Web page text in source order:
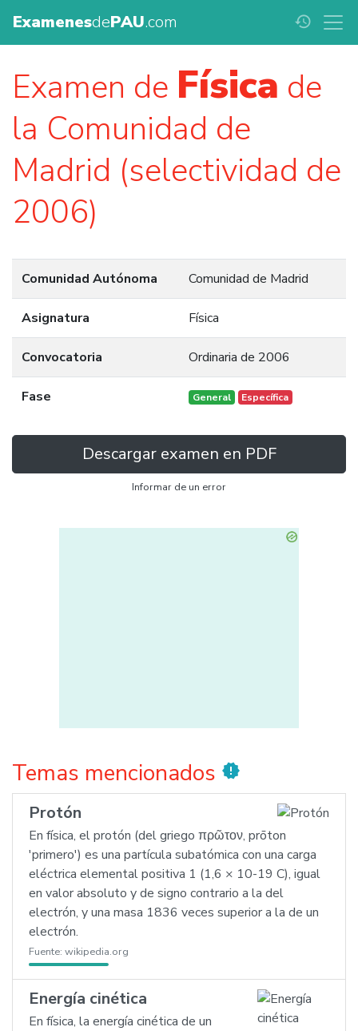
ExamenesdePAU.com history
Examen de Física de
la Comunidad de
Madrid (selectividad de
2006)
Comunidad Autónoma Comunidad de Madrid
Asignatura Física
Convocatoria Ordinaria de 2006
Fase General Específica
Descargar examen en PDF
Informar de un error
Temas mencionados new_releases
Protón
En física, el protón (del griego πρῶτον, prōton
'primero') es una partícula subatómica con una carga
eléctrica elemental positiva 1 (1,6 × 10-19 C), igual
en valor absoluto y de signo contrario a la del
electrón, y una masa 1836 veces superior a la de un
electrón.
Fuente: wikipedia.org
Energía cinética
En física, la energía cinética de un